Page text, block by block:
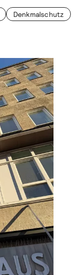
Denkmalschutz